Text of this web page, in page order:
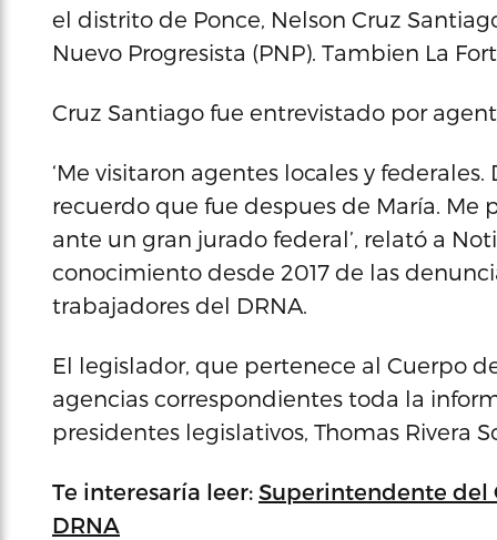
el distrito de Ponce, Nelson Cruz
Nuevo Progresista (PNP). Tambien La
Cruz Santiago fue entrevistado por
‘Me visitaron agentes locales y
recuerdo que fue despues de María. Me
ante un gran jurado federal’, relató a
conocimiento desde 2017 de las
trabajadores del DRNA.
El legislador, que pertenece al Cuerpo
agencias correspondientes toda la
presidentes legislativos, Thomas Rivera
Te interesaría leer: Superintendente del
DRNA